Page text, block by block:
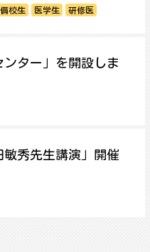
校生 医学生 研修医
ンター」を開設しま
秀先生講演」開催